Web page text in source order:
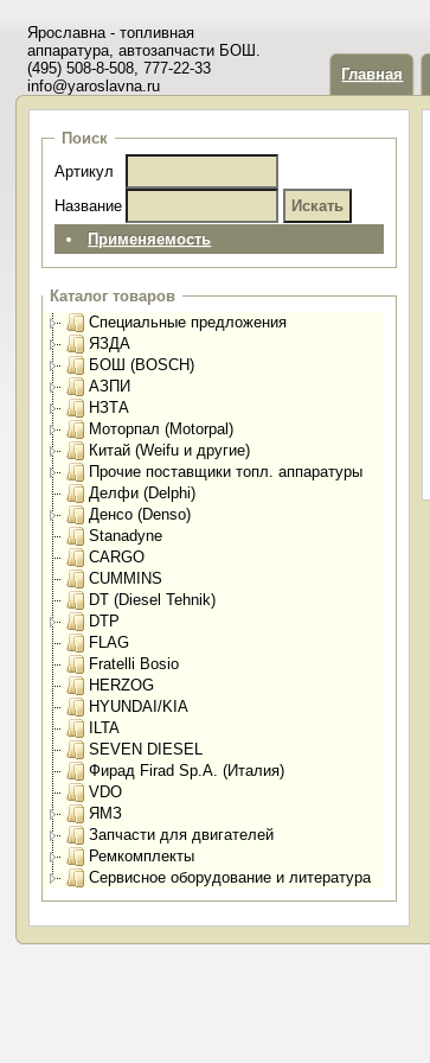
Ярославна - топливная
аппаратура, автозапчасти БОШ.
(495) 508-8-508, 777-22-33
info@yaroslavna.ru
Главная
Поиск
Артикул
Название
Применяемость
Каталог товаров
Специальные предложения
ЯЗДА
БОШ (BOSCH)
АЗПИ
НЗТА
Моторпал (Motorpal)
Китай (Weifu и другие)
Прочие поставщики топл. аппаратуры
Делфи (Delphi)
Денсо (Denso)
Stanadyne
CARGO
CUMMINS
DT (Diesel Tehnik)
DTP
FLAG
Fratelli Bosio
HERZOG
HYUNDAI/KIA
ILTA
SEVEN DIESEL
Фирад Firad Sp.A. (Италия)
VDO
ЯМЗ
Запчасти для двигателей
Ремкомплекты
Сервисное оборудование и литература